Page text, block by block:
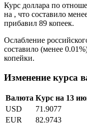
Курс доллара по
на , что составило
прибавил 89 копеек.
Ослабление
составило (менее
копейки.
Изменение курса
Валюта Курс на 13
USD
71.9077
EUR
82.9743